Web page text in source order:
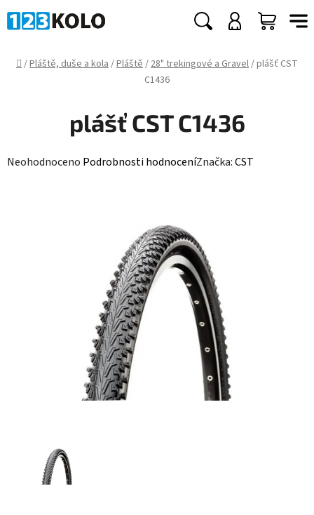
na
Hledat
KOŠÍK
Domů
/Pláště, duše a kola/Pláště/28" trekingové a Gravel/plášť CST
C1436
plášť CST C1436
Průměrné
Neohodnoceno Podrobnosti hodnoceníZnačka:CST